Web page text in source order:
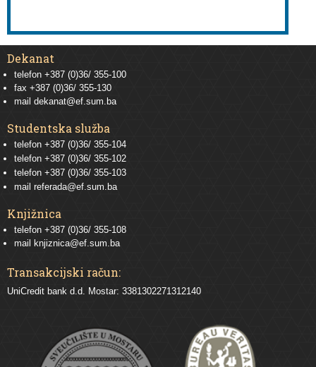
Dekanat
telefon +387 (0)36/ 355-100
fax +387 (0)36/ 355-130
mail dekanat@ef.sum.ba
Studentska služba
telefon +387 (0)36/ 355-104
telefon +387 (0)36/ 355-102
telefon +387 (0)36/ 355-103
mail referada@ef.sum.ba
Knjižnica
telefon +387 (0)36/ 355-108
mail
knjiznica@ef.sum.ba
Transakcijski račun:
UniCredit bank d.d. Mostar: 3381302271312140